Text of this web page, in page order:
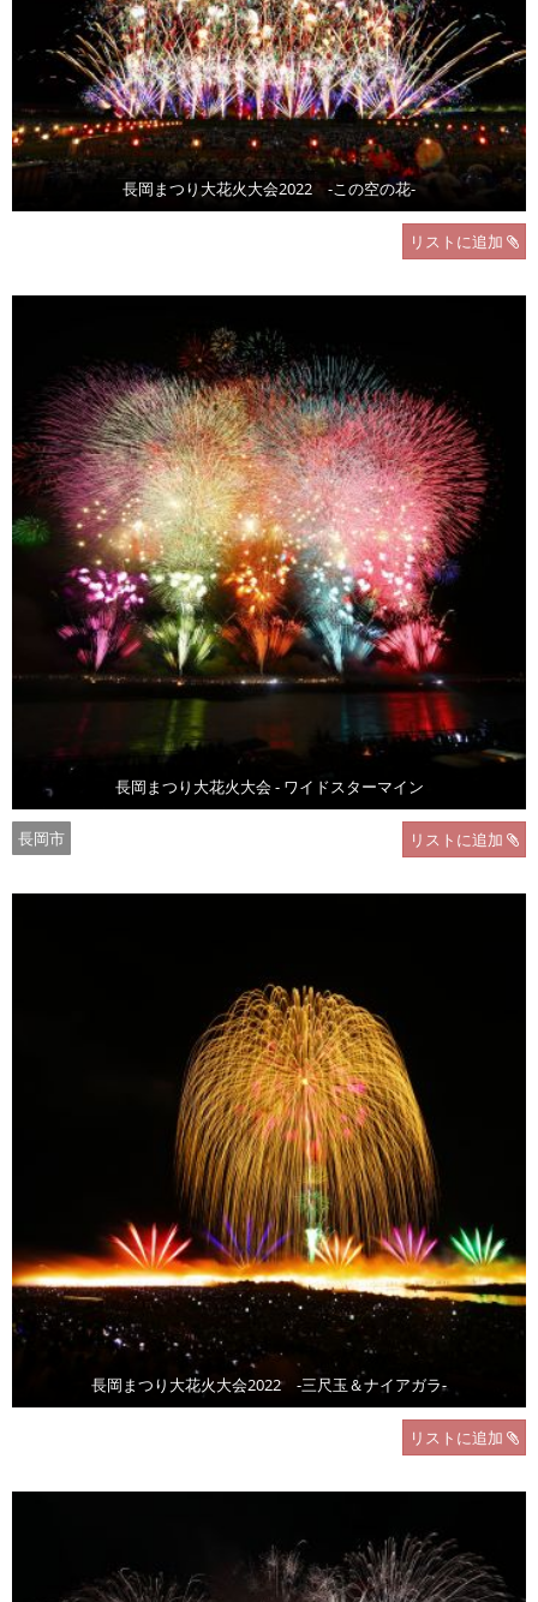
長岡まつり大花火大会2022 -この空の花-
リストに追加
長岡まつり大花火大会 - ワイドスターマイン
長岡市 リストに追加
長岡まつり大花火大会2022 -三尺玉＆ナイアガラ-
リストに追加